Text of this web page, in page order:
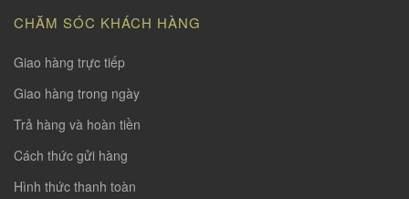
CHĂM SÓC KHÁCH HÀNG
Giao hàng trực tiếp
Giao hàng trong ngày
Trả hàng và hoàn tiền
Cách thức gửi hàng
Hình thức thanh toàn